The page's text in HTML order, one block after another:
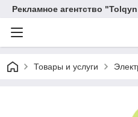
Рекламное агентство
Товары и услуги